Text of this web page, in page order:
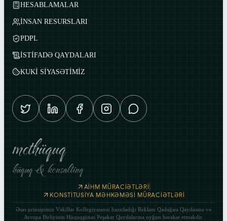
HESABLAMALAR
İNSAN RESURSLARI
PDPL
İSTİFADƏ QAYDALARI
KUKİ SİYASƏTİMİZ
mcthüquq
hüquq & konsaltinq
AİHM MÜRACİƏTLƏRİ|
KONSTİTUSİYA MƏHKƏMƏSİ MÜRACİƏTLƏRİ
Əsas prinsipimiz Vəkillər Kollegiyasının hazırladığı Reklam Qadağası Qaydasına və
Avropa Birliyinin Hüquqşünas Peşəkar Qaydalarına uyğun hərəkət etməkdir.